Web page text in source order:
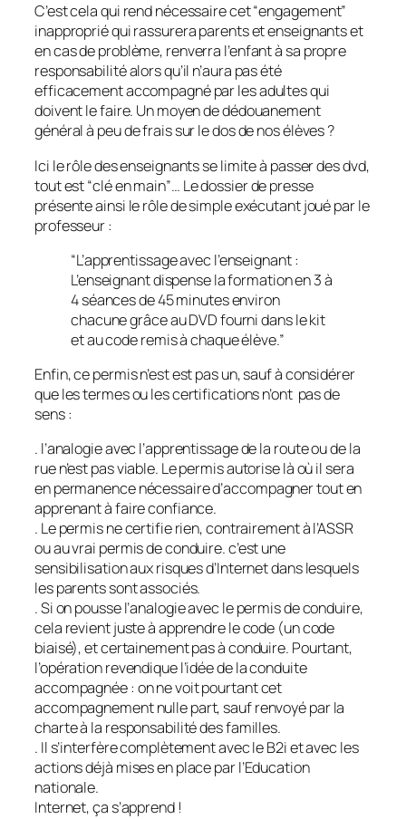
C’est cela qui rend nécessaire cet “engagement”
inapproprié qui rassurera parents et enseignants et
en cas de problème, renverra l’enfant à sa propre
responsabilité alors qu’il n’aura pas été
efficacement accompagné par les adultes qui
doivent le faire. Un moyen de dédouanement
général à peu de frais sur le dos de nos élèves ?
Ici le rôle des enseignants se limite à passer des dvd,
tout est “clé en main”… Le dossier de presse
présente ainsi le rôle de simple exécutant joué par le
professeur :
“L’apprentissage avec l’enseignant :
L’enseignant dispense la formation en 3 à
4 séances de 45 minutes environ
chacune grâce au DVD fourni dans le kit
et au code remis à chaque élève.”
Enfin, ce permis n’est est pas un, sauf à considérer
que les termes ou les certifications n’ont pas de
sens :
. l’analogie avec l’apprentissage de la route ou de la
rue n’est pas viable. Le permis autorise là où il sera
en permanence nécessaire d’accompagner tout en
apprenant à faire confiance.
. Le permis ne certifie rien, contrairement à l’ASSR
ou au vrai permis de conduire. c’est une
sensibilisation aux risques d’Internet dans lesquels
les parents sont associés.
. Si on pousse l’analogie avec le permis de conduire,
cela revient juste à apprendre le code (un code
biaisé), et certainement pas à conduire. Pourtant,
l’opération revendique l’idée de la conduite
accompagnée : on ne voit pourtant cet
accompagnement nulle part, sauf renvoyé par la
charte à la responsabilité des familles.
. Il s’interfère complètement avec le B2i et avec les
actions déjà mises en place par l’Education
nationale.
Internet, ça s’apprend !